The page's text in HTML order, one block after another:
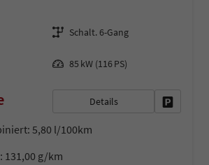
Getriebe
Schalt. 6-Gang
85 kW (116 PS)
Details
5,80 l/100km
131,00 g/km